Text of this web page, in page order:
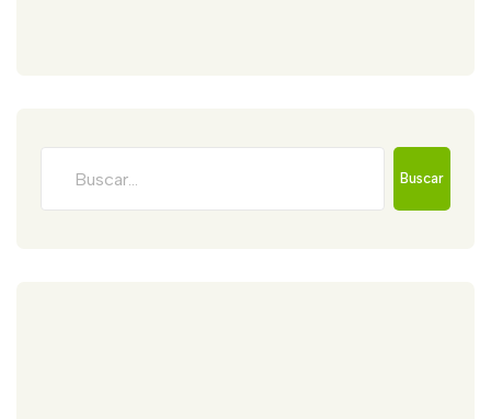
Buscar